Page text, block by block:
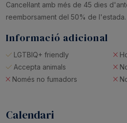
Cancel·lant amb més de 45 dies
reemborsament del 50% de l'estada.
Informació adicional
LGTBIQ+ friendly
Accepta animals
Només no fumadors
Calendari